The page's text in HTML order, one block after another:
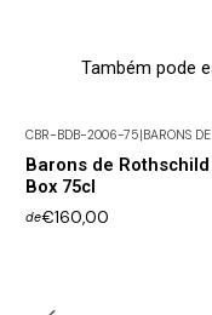
Também pode
CBR-BDB-2006-75 BARONS
Barons de
Box 75cl
de€160,00